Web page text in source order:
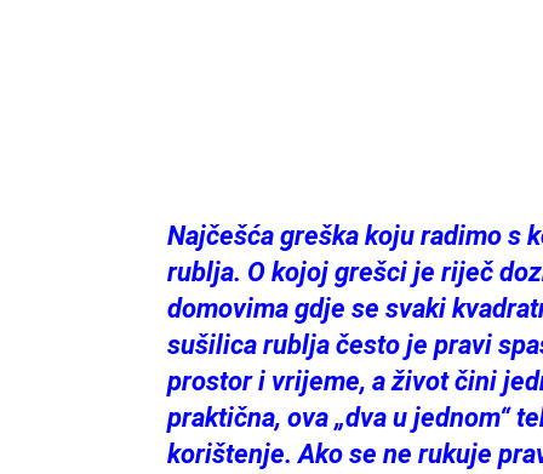
Najčešća greška koju radimo s
rublja. O kojoj grešci je riječ
domovima gdje se svaki
sušilica rublja često je pravi
prostor i vrijeme, a život čini
praktična, ova „dva u jednom“
korištenje. Ako se ne rukuje